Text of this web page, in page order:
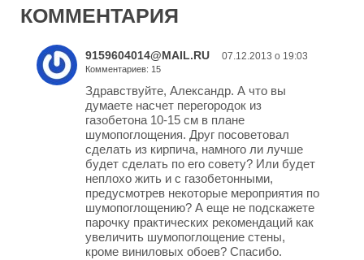
КОММЕНТАРИЯ
9159604014@MAIL.RU 07.12.2013 о 19:03
Комментариев: 15
Здравствуйте, Александр. А что вы
думаете насчет перегородок из
газобетона 10-15 см в плане
шумопоглощения. Друг посоветовал
сделать из кирпича, намного ли лучше
будет сделать по его совету? Или будет
неплохо жить и с газобетонными,
предусмотрев некоторые мероприятия по
шумопоглощению? А еще не подскажете
парочку практических рекомендаций как
увеличить шумопоглощение стены,
кроме виниловых обоев? Спасибо.